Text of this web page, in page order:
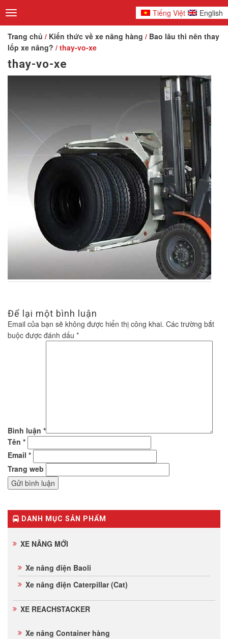
Toggle
navigation
Tiếng Việt English
Trang chủ / Kiến thức về xe nâng hàng / Bao lâu thì nên thay
lốp xe nâng? / thay-vo-xe
thay-vo-xe
Để lại một bình luận
Email của bạn sẽ không được hiển thị công khai. Các trường bắt
buộc được đánh dấu *
Bình luận *
Tên *
Email *
Trang web
DANH MỤC SẢN PHẨM
XE NÂNG MỚI
Xe nâng điện Baoli
Xe nâng điện Caterpillar (Cat)
XE REACHSTACKER
Xe nâng Container hàng